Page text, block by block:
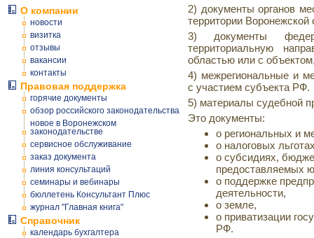
О компании
новости
визитка
отзывы
вакансии
контакты
Правовая поддержка
горячие документы
обзор российского законодательства
новое в Воронежском
законодательстве
сервисное обслуживание
заказ документа
линия консультаций
семинары и вебинары
бюллетень Консультант Плюс
журнал "Главная книга"
Справочник
календарь бухгалтера
2) документы органов
территории Воронежской
3) документы
территориальную
областью или с
4) межрегиональные и
с участием субъекта РФ.
5) материалы судебной
Это документы:
о региональных и
о налоговых
о субсидиях,
предоставляемых
о поддержке
деятельности,
о земле,
о приватизации
РФ.